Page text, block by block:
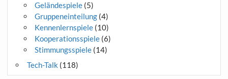
Geländespiele(5)
Gruppeneinteilung(4)
Kennenlernspiele(10)
Kooperationsspiele(6)
Stimmungsspiele(14)
Tech-Talk (118)